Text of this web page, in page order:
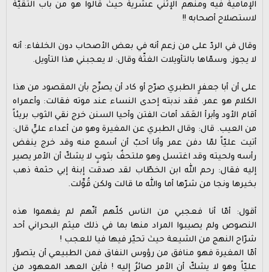
الإمامية فيه ومنهم الإثني عشرية حيث قالوا هو من باب التقيّة
لاستصلاح أصحابه !!
وقال في الردّ على من زعم أنه في بعض الأصحاب دون الخلفاء: أنه
لا يجوز. وسمّاها بالتأويلات الغثّة وقال: لا يعجبني هذا التأويل.
على أن أبا جعفرٍ الطبري صرّح أو كاد أن يصرِّح بأن المقصود من هذا
الكلام هو عمر. فقد ندبته إحدى النساء عند موته فقالت: وأعمراه
أقام الأود وأبرأ العَمَد أمات الفتن وأحيا السنن خرج نقي الثوب بريئاً
من العيب. قال: وقال الطبري عن المغيرة وهو من أعداء عليٍّ قال:
أتيت عليّاً لمّا دفن عمر وأنا أحبّ أن أسمع منه وقد خرج ينفض
رأسه ولحيته وقد اغتسل وهو ملتحفٌ بثوبٍ لا يشكّ أن الأمر يصير
إليه فقال: رحم الله ابن الخطّاب لقد صدقت إبنة إبي حثمة ذهب
بخيرها ونجا من شرّها أما والله ما قالت ولكن قُوِّلت.
أقول: أمّا أنا فعجبي من الناس كلّهم أنّهم لم يفهموا هذه
النصوص ولم يصيبوا المراد منها بما في ذلك ميثم البحراني أحد
شرّاح النهج من الشيعة حيث تحيّر فيها فيا للعجب !
أمّا المغيرة فهو منافق من رؤوس النفاق فمن الطبيعي أن يتصوّر
عليّاً وهو لا يشكّ أن الأمر صائرٌ إليه ! فأين العهد المعهود من